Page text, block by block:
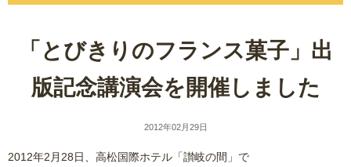
「とびきりのフランス菓子」出
版記念講演会を開催しました
2012年02月29日
2012年2月28日、高松国際ホテル「讃岐の間」で